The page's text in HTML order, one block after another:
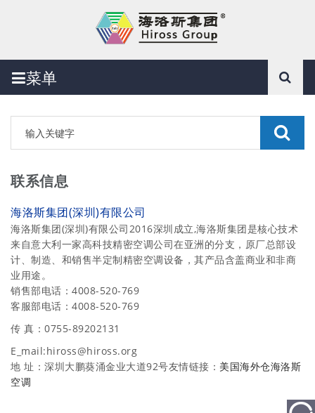
菜单
联系信息
海洛斯集团(深圳)有限公司
海洛斯集团(深圳)有限公司2016深圳成立,海洛斯集团是核心技术
来自意大利一家高科技精密空调公司在亚洲的分支，原厂总部设
计、制造、和销售半定制精密空调设备，其产品含盖商业和非商
业用途。
销售部电话：4008-520-769
客服部电话：4008-520-769
传 真：0755-89202131
E_mail:hiross@hiross.org
地 址：深圳大鹏葵涌金业大道92号友情链接： 美国海外仓海洛斯
空调